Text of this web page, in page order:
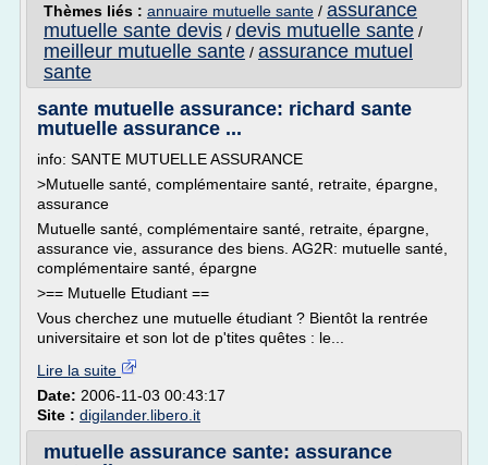
Thèmes liés : annuaire mutuelle sante / assurance
mutuelle sante devis / devis mutuelle sante /
meilleur mutuelle sante / assurance mutuel
sante
sante mutuelle assurance: richard sante
mutuelle assurance ...
info: SANTE MUTUELLE ASSURANCE
>Mutuelle santé, complémentaire santé, retraite, épargne,
assurance
Mutuelle santé, complémentaire santé, retraite, épargne,
assurance vie, assurance des biens. AG2R: mutuelle santé,
complémentaire santé, épargne
>== Mutuelle Etudiant ==
Vous cherchez une mutuelle étudiant ? Bientôt la rentrée
universitaire et son lot de p'tites quêtes : le...
Lire la suite
Date: 2006-11-03 00:43:17
Site : digilander.libero.it
mutuelle assurance sante: assurance